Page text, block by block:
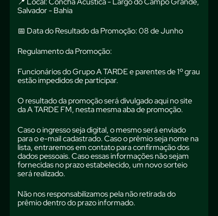
Salvador - Bahia
📅 Data do Resultado da Promoção: 08 de Junho
Regulamento da Promoção:
Funcionários do Grupo A TARDE e parentes de 1º grau
estão impedidos de participar.
O resultado da promoção será divulgado aqui no site
da A TARDE FM, nesta mesma aba de promoção.
Caso o ingresso seja digital, o mesmo será enviado
para o e-mail cadastrado. Caso o prêmio seja nome na
lista, entraremos em contato para confirmação dos
dados pessoais. Caso essas informações não sejam
fornecidas no prazo estabelecido, um novo sorteio
será realizado.
Não nos responsabilizamos pela não retirada do
prêmio dentro do prazo informado.